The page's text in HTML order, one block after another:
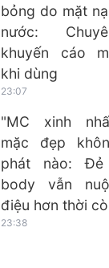
bỏng do mặt
nước:
khuyến cáo
khi dùng
23:07
"MC xinh
mặc đẹp
phát nào:
body vẫn
điệu hơn thời
23:38